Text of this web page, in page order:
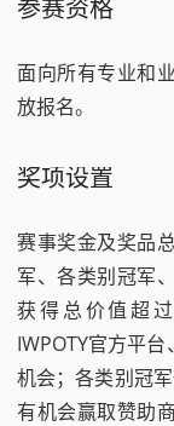
参赛资格
面向所有专业和
放报名。
奖项设置
赛事奖金及奖品
军、各类别冠军
获得总价值超
IWPOTY官方平
机会；各类别冠
有机会赢取赞助